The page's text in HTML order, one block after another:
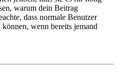
warum dein Beitrag
dass normale Benutzer
wenn bereits jemand